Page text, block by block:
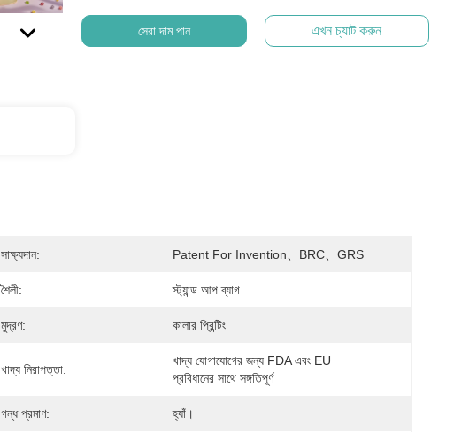
সেরা দাম পান এখন চ্যাট করুন
সাক্ষ্যদান: Patent For Invention、BRC、GRS
শৈলী: স্ট্যান্ড আপ ব্যাগ
মুদ্রণ: কালার প্রিন্টিং
খাদ্য নিরাপত্তা:
খাদ্য যোগাযোগের জন্য FDA এবং EU
প্রবিধানের সাথে সঙ্গতিপূর্ণ
গন্ধ প্রমাণ: হ্যাঁ।